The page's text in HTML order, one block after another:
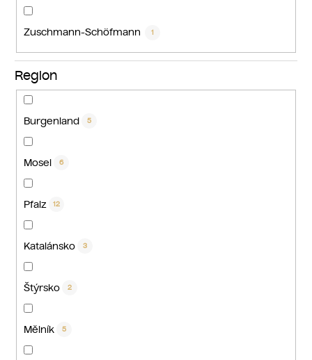
Zuschmann-Schöfmann 1
Region
Burgenland 5
Mosel 6
Pfalz 12
Katalánsko 3
Štýrsko 2
Mělník 5